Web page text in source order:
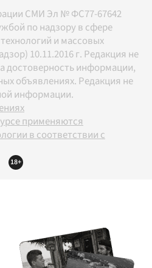
СМИ Эл № ФС77-67642
по надзору в сфере
и массовых
10.11.2016 г. Редакция не
достоверность информации,
объявлениях. Редакция не
информации.
применяются
в соответствии с
18+